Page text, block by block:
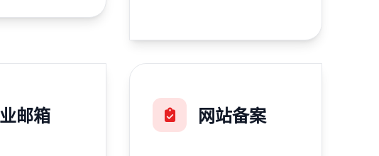
邮箱 网站备案